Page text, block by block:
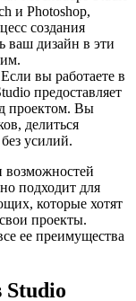
и Photoshop,
создания
ваш дизайн в эти
Если вы работаете в
предоставляет
проектом. Вы
делиться
усилий.
подходит для
которые хотят
проекты.
ее преимущества